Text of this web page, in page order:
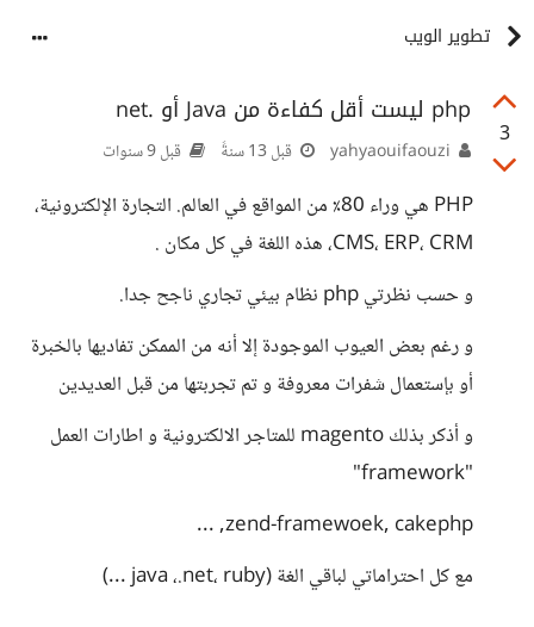
تطوير الويب
3
php ليست أقل كفاءة من Java أو .net
قبل 13 سنةً قبل 9 سنوات
PHP هي وراء 80٪ من المواقع في العالم. التجارة الإلكترونية،
CMS، ERP، CRM، هذه اللغة في كل مكان .
و حسب نظرتي php نظام بيئي تجاري ناجح جدا.
و رغم بعض العيوب الموجودة إلا أنه من الممكن تفاديها بالخبرة
أو بإستعمال شفرات معروفة و تم تجربتها من قبل العديدين
و أذكر بذلك magento للمتاجر الالكترونية و اطارات العمل
"framework"
zend-framewoek, cakephp, ...
مع كل احتراماتي لباقي الغة (java ،.net، ruby ...)